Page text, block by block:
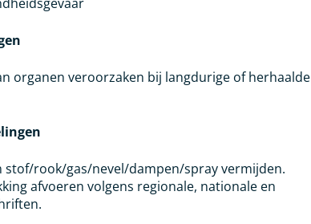
organen veroorzaken bij langdurige of herhaalde
stof/rook/gas/nevel/dampen/spray vermijden.
afvoeren volgens regionale, nationale en